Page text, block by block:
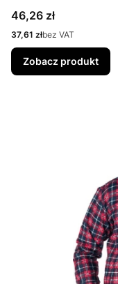
Cena
46,26 zł
Cena
37,61 złbez VAT
Zobacz produkt